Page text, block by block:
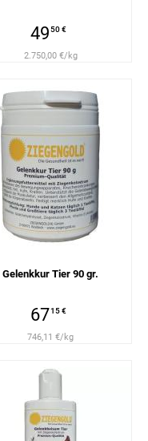
4950 €
2.750,00 €/kg
Gelenkkur Tier 90 gr.
6715 €
746,11 €/kg